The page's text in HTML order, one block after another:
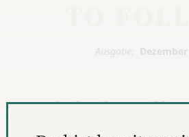
Ausgabe:
10 Digital-Audio